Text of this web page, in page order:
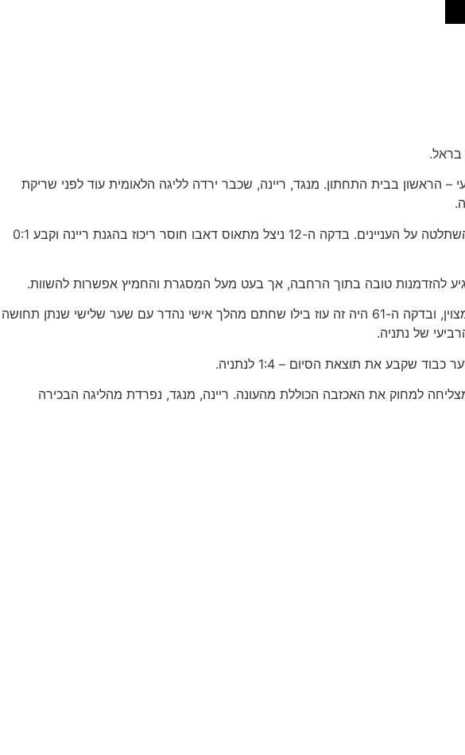
בבית התחתון. מנגד, ריינה, שכבר ירדה לליגה הלאומית עוד לפני שריקת
המשחק עצמו נפתח בקצב איטי וללא קצב גבוה במיוחד, כיאה להתמודדות לפרוטוקול בלבד, אך מהר מאוד נתניה השתלטה על העניינים. בדקה ה-12 ניצל מתאוס דאבו חוסר ריכוז בהגנת ריינה וקבע 0:1
להזדמנות טובה בתוך הרחבה, אך בעט מעל המסגרת והחמיץ אפשרות להשוות.
במחצית השנייה הפערים כבר היו ברורים הרבה יותר. בדקה ה-51 הכפיל עמרי שמיר את התוצאה לאחר כדור קרן מצוין, ובדקה ה-61 היה זה עוז בילו שחתם מהלך אישי נהדר עם שער שלישי שנתן תחושה
למחוק את האכזבה הכוללת מהעונה. ריינה, מנגד, נפרדת מהליגה הבכירה